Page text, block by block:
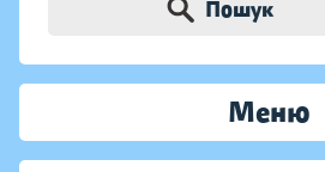
Пошук
Меню